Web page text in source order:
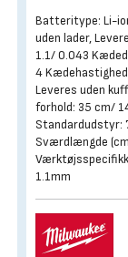
Batteritype: Li-
uden lader,
1.1/ 0.043
4
Leveres uden
forhold: 35 cm/
Standardudstyr:
Sværdlængde
1.1mm